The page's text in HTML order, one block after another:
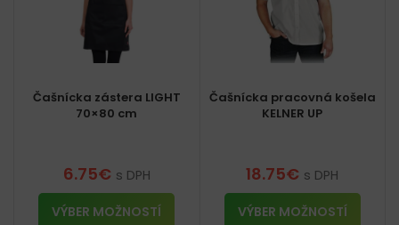
Čašnícka zástera LIGHT
70×80 cm
6.75€ s DPH
VÝBER MOŽNOSTÍ
Čašnícka pracovná košela
KELNER UP
18.75€ s DPH
VÝBER MOŽNOSTÍ